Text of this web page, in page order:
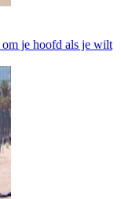
je hoofd als je wilt